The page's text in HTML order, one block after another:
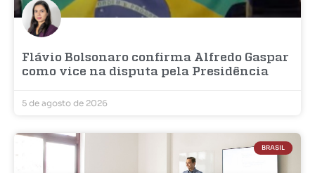
Flávio Bolsonaro confirma Alfredo Gaspar
como vice na disputa pela Presidência
5 de agosto de 2026
BRASIL